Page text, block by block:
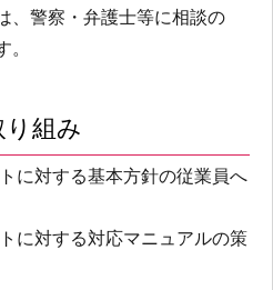
、警察・弁護士等に相談の
。
組み
に対する基本方針の従業員へ
に対する対応マニュアルの策